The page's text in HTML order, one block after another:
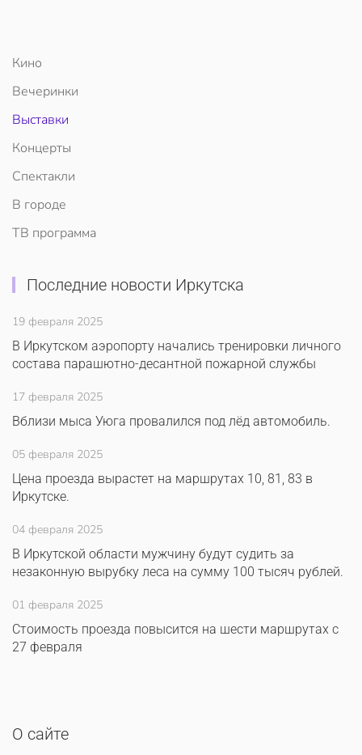
Кино
Вечеринки
Выставки
Концерты
Спектакли
В городе
ТВ программа
Последние новости Иркутска
19 февраля 2025
В Иркутском аэропорту начались тренировки личного
состава парашютно-десантной пожарной службы
17 февраля 2025
Вблизи мыса Уюга провалился под лёд автомобиль.
05 февраля 2025
Цена проезда вырастет на маршрутах 10, 81, 83 в
Иркутске.
04 февраля 2025
В Иркутской области мужчину будут судить за
незаконную вырубку леса на сумму 100 тысяч рублей.
01 февраля 2025
Стоимость проезда повысится на шести маршрутах с
27 февраля
О сайте